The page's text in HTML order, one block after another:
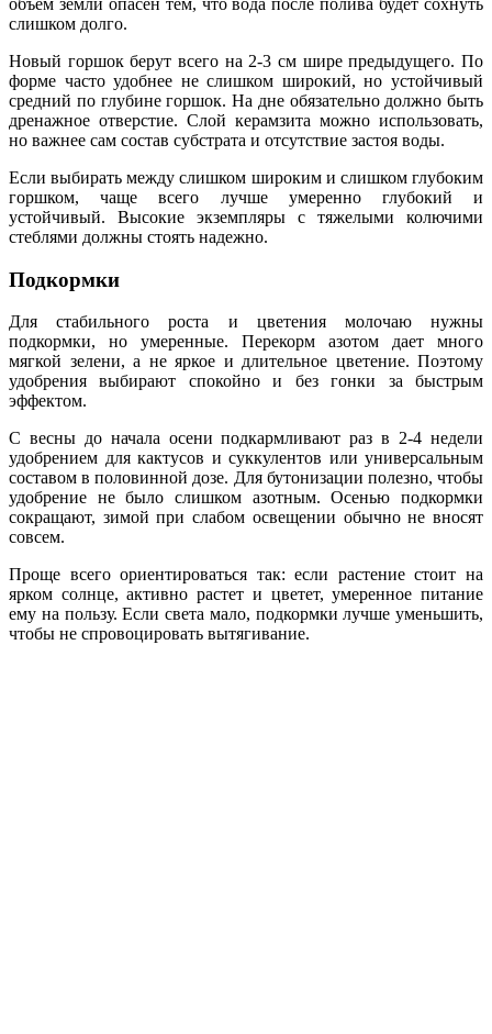
объем земли опасен тем, что вода после полива будет сохнуть
слишком долго.
Новый горшок берут всего на 2-3 см шире предыдущего. По
форме часто удобнее не слишком широкий, но устойчивый
средний по глубине горшок. На дне обязательно должно быть
дренажное отверстие. Слой керамзита можно использовать,
но важнее сам состав субстрата и отсутствие застоя воды.
Если выбирать между слишком широким и слишком глубоким
горшком, чаще всего лучше умеренно глубокий и
устойчивый. Высокие экземпляры с тяжелыми колючими
стеблями должны стоять надежно.
Подкормки
Для стабильного роста и цветения молочаю нужны
подкормки, но умеренные. Перекорм азотом дает много
мягкой зелени, а не яркое и длительное цветение. Поэтому
удобрения выбирают спокойно и без гонки за быстрым
эффектом.
С весны до начала осени подкармливают раз в 2-4 недели
удобрением для кактусов и суккулентов или универсальным
составом в половинной дозе. Для бутонизации полезно, чтобы
удобрение не было слишком азотным. Осенью подкормки
сокращают, зимой при слабом освещении обычно не вносят
совсем.
Проще всего ориентироваться так: если растение стоит на
ярком солнце, активно растет и цветет, умеренное питание
ему на пользу. Если света мало, подкормки лучше уменьшить,
чтобы не спровоцировать вытягивание.